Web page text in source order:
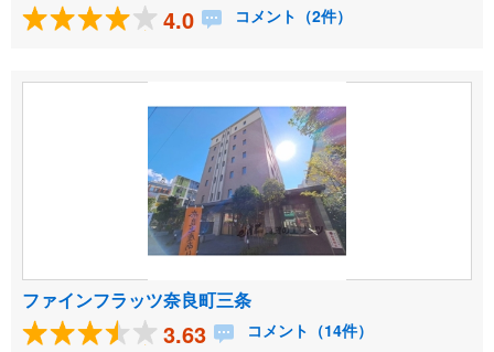
4.0 コメント（2件）
ファインフラッツ奈良町三条
3.63 コメント（14件）